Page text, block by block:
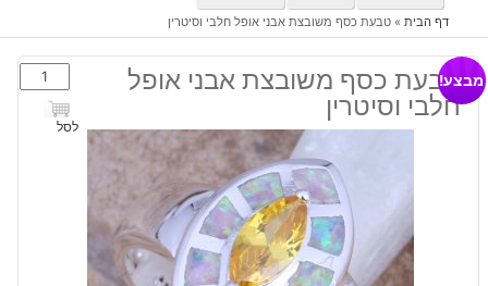
דף הבית» טבעת כסף משובצת אבני אופל חלבי וסיטרין
טבעת כסף משובצת אבני אופל
חלבי וסיטרין
כמות
של
טבעת
לסל
מבצע!